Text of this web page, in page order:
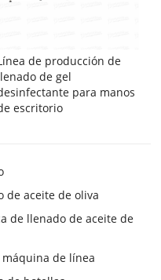
de producción de
de gel
para manos
escritorio
de aceite de oliva
de llenado de aceite de
de línea